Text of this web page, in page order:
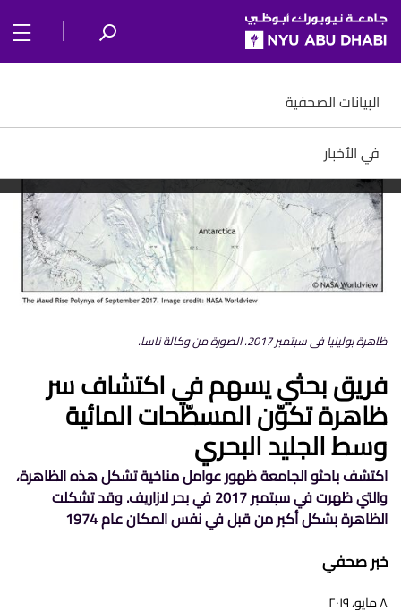
SKIP TO ALL NYU NAVIGATION
SKIP TO MAIN CONTENT
البيانات الصحفية
في الأخبار
فريق بحثي يسهم في اكتشاف سر
ظاهرة تكوّن المسطّحات المائية
وسط الجليد البحري
ظاهرة بولينيا في سبتمبر 2017. الصورة من وكالة ناسا.
اكتشف باحثو الجامعة ظهور عوامل مناخية تشكل هذه الظاهرة،
والتي ظهرت في سبتمبر 2017 في بحر لازاريف. وقد تشكلت
الظاهرة بشكل أكبر من قبل في نفس المكان عام 1974
خبر صحفي